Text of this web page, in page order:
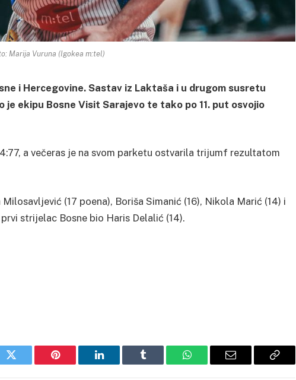
Marija Vuruna (Igokea m:tel)
i Hercegovine. Sastav iz Laktaša i u drugom susretu
ekipu Bosne Visit Sarajevo te tako po 11. put osvojio
a večeras je na svom parketu ostvarila trijumf rezultatom
(17 poena), Boriša Simanić (16), Nikola Marić (14) i
strijelac Bosne bio Haris Delalić (14).
Twitter Pinterest LinkedIn Tumblr WhatsAppEmail
Copy